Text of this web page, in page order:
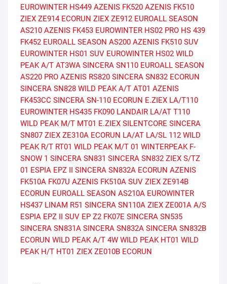
EUROWINTER HS449 AZENIS FK520 AZENIS FK510
ZIEX ZE914 ECORUN ZIEX ZE912 EUROALL SEASON
AS210 AZENIS FK453 EUROWINTER HS02 PRO HS 439
FK452 EUROALL SEASON AS200 AZENIS FK510 SUV
EUROWINTER HS01 SUV EUROWINTER HS02 WILD
PEAK A/T AT3WA SINCERA SN110 EUROALL SEASON
AS220 PRO AZENIS RS820 SINCERA SN832 ECORUN
SINCERA SN828 WILD PEAK A/T AT01 AZENIS
FK453CC SINCERA SN-110 ECORUN E.ZIEX LA/T110
EUROWINTER HS435 FK090 LANDAIR LA/AT T110
WILD PEAK M/T MT01 E.ZIEX SILENTCORE SINCERA
SN807 ZIEX ZE310A ECORUN LA/AT LA/SL 112 WILD
PEAK R/T RT01 WILD PEAK M/T 01 WINTERPEAK F-
SNOW 1 SINCERA SN831 SINCERA SN832 ZIEX S/TZ
01 ESPIA EPZ II SINCERA SN832A ECORUN AZENIS
FK510A FK07U AZENIS FK510A SUV ZIEX ZE914B
ECORUN EUROALL SEASON AS210A EUROWINTER
HS437 LINAM R51 SINCERA SN110A ZIEX ZE001A A/S
ESPIA EPZ II SUV EP Z2 FK07E SINCERA SN535
SINCERA SN831A SINCERA SN832A SINCERA SN832B
ECORUN WILD PEAK A/T 4W WILD PEAK HT01 WILD
PEAK H/T HT01 ZIEX ZE010B ECORUN